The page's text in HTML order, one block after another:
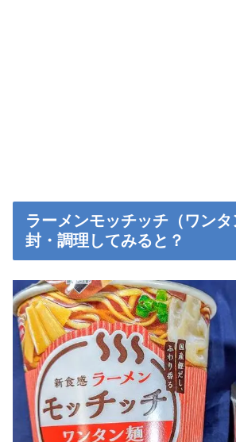
ラーメンモッチッチ（ワンタ
封・調理してみると？